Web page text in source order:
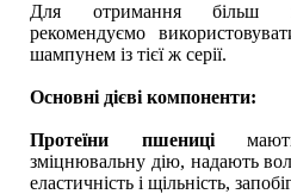
Для отримання більш
рекомендуємо
шампунем із тієї ж серії.
Основні дієві компоненти:
Протеїни пшениці
зміцнювальну дію, надають
еластичність і щільність,